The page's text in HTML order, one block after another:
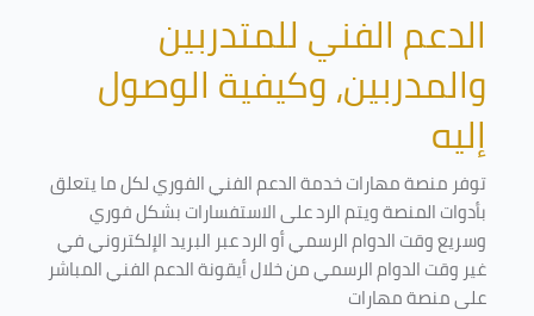
الدعم الفني للمتدربين
والمدربين، وكيفية الوصول
إليه
توفر منصة مهارات خدمة الدعم الفني الفوري لكل ما يتعلق
بأدوات المنصة ويتم الرد على الاستفسارات بشكل فوري
وسريع وقت الدوام الرسمي أو الرد عبر البريد الإلكتروني في
غير وقت الدوام الرسمي من خلال أيقونة الدعم الفني المباشر
على منصة مهارات